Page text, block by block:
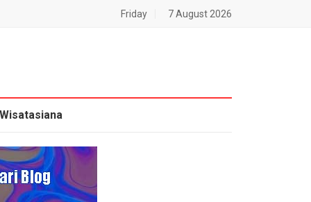
Friday 7 August 2026